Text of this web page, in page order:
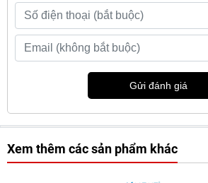
Gửi đánh giá
Xem thêm các sản phẩm khác